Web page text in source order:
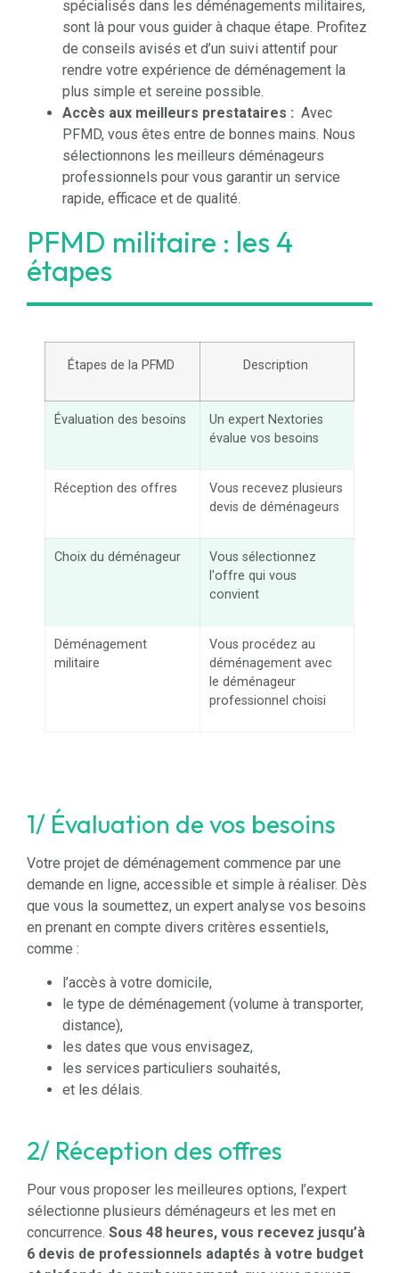
spécialisés dans les déménagements militaires,
sont là pour vous guider à chaque étape. Profitez
de conseils avisés et d’un suivi attentif pour
rendre votre expérience de déménagement la
plus simple et sereine possible.
Accès aux meilleurs prestataires : Avec
PFMD, vous êtes entre de bonnes mains. Nous
sélectionnons les meilleurs déménageurs
professionnels pour vous garantir un service
rapide, efficace et de qualité.
PFMD militaire : les 4
étapes
Étapes de la PFMD Description
Évaluation des besoins
Un expert Nextories
évalue vos besoins
Réception des offres
Vous recevez plusieurs
devis de déménageurs
Choix du déménageur
Vous sélectionnez
l'offre qui vous
convient
Déménagement
militaire
Vous procédez au
déménagement avec
le déménageur
professionnel choisi
1/ Évaluation de vos besoins
Votre projet de déménagement commence par une
demande en ligne, accessible et simple à réaliser. Dès
que vous la soumettez, un expert analyse vos besoins
en prenant en compte divers critères essentiels,
comme :
l’accès à votre domicile,
le type de déménagement (volume à transporter,
distance),
les dates que vous envisagez,
les services particuliers souhaités,
et les délais.
2/ Réception des offres
Pour vous proposer les meilleures options, l’expert
sélectionne plusieurs déménageurs et les met en
concurrence. Sous 48 heures, vous recevez jusqu’à
6 devis de professionnels adaptés à votre budget